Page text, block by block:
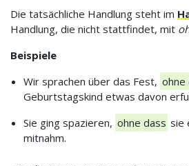
Die tatsächliche Handlung steht im
Handlung, die nicht stattfindet, mit
Beispiele
Wir sprachen über das Fest, ohne
Geburtstagskind etwas davon
Sie ging spazieren, ohne dass sie
mitnahm.